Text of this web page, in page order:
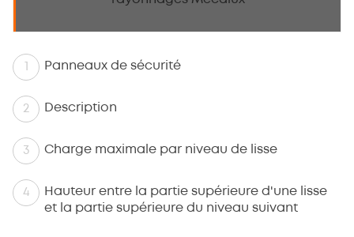
Panneaux de sécurité
Description
Charge maximale par niveau de lisse
Hauteur entre la partie supérieure d'une lisse
et la partie supérieure du niveau suivant